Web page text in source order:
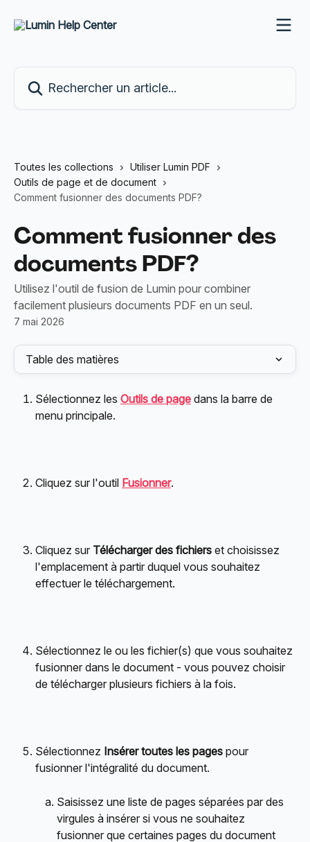
Toutes les collections
Utiliser Lumin PDF
Outils de page et de document
Comment fusionner des documents PDF?
Comment fusionner des
documents PDF?
Utilisez l'outil de fusion de Lumin pour combiner
facilement plusieurs documents PDF en un seul.
7 mai 2026
Table des matières
Sélectionnez les Outils de page dans la barre de
menu principale.
Cliquez sur l'outil Fusionner.
Cliquez sur Télécharger des fichiers et choisissez
l'emplacement à partir duquel vous souhaitez
effectuer le téléchargement.
Sélectionnez le ou les fichier(s) que vous souhaitez
fusionner dans le document - vous pouvez choisir
de télécharger plusieurs fichiers à la fois.
Sélectionnez Insérer toutes les pages pour
fusionner l'intégralité du document.
Saisissez une liste de pages séparées par des
virgules à insérer si vous ne souhaitez
fusionner que certaines pages du document